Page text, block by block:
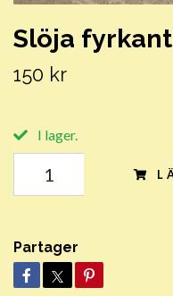
Slöja
150 kr
I lager.
Partager